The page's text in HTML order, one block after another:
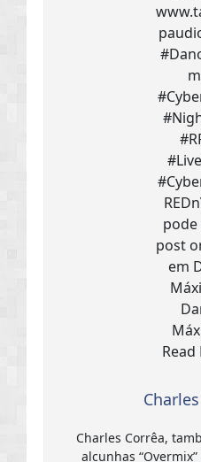
Charles Corrêa,
alcunhas